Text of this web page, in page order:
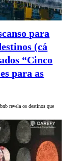
para
(cá
“Cinco
para as
revela os destinos que